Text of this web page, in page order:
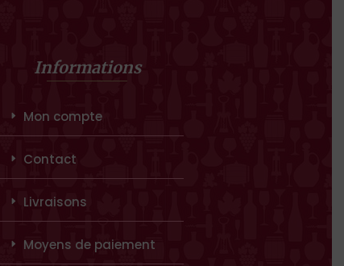
Informations
Mon compte
Contact
Livraisons
Moyens de paiement